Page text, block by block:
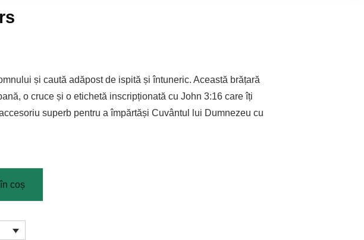
Despre Noi
și caută adăpost de ispită și întuneric. Această brățară
o cruce și o etichetă inscripționată cu John 3:16 care îți
superb pentru a împărtăși Cuvântul lui Dumnezeu cu
coș